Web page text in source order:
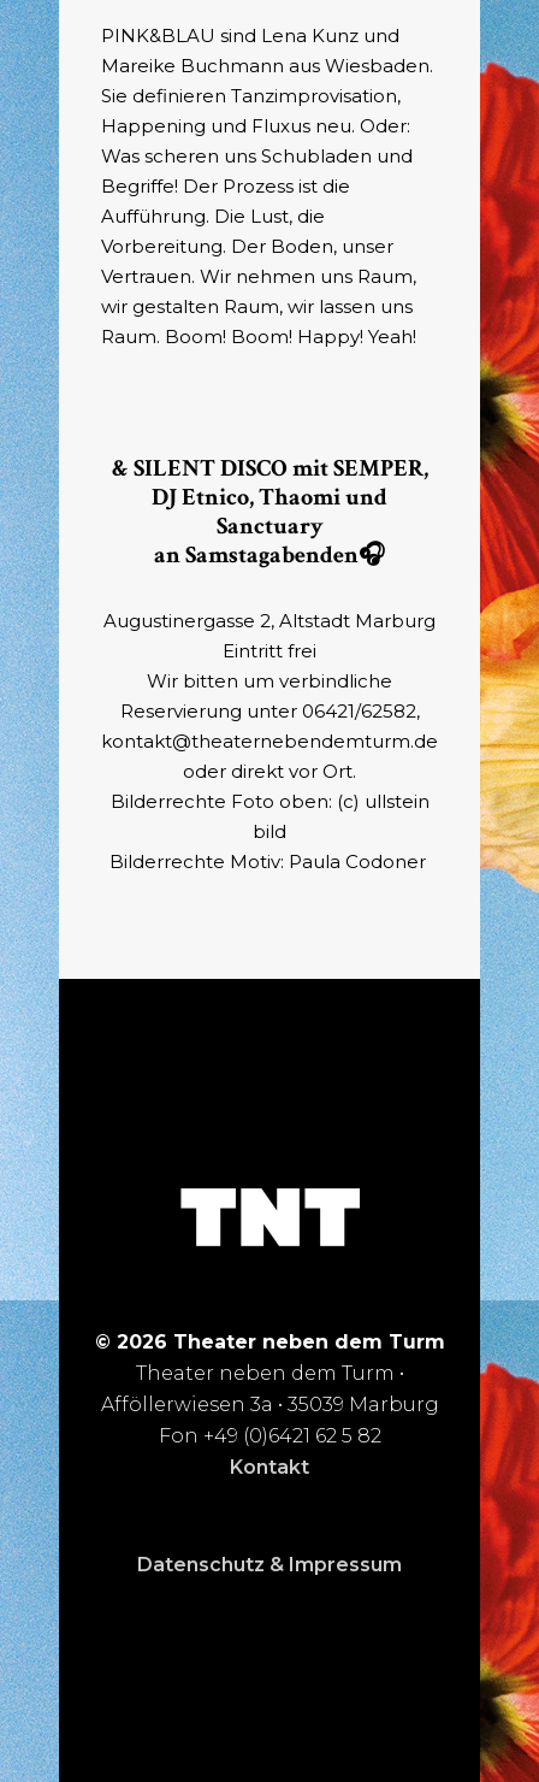
PINK&BLAU sind Lena Kunz und
Mareike Buchmann aus Wiesbaden.
Sie definieren Tanzimprovisation,
Happening und Fluxus neu. Oder:
Was scheren uns Schubladen und
Begriffe! Der Prozess ist die
Aufführung. Die Lust, die
Vorbereitung. Der Boden, unser
Vertrauen. Wir nehmen uns Raum,
wir gestalten Raum, wir lassen uns
Raum. Boom! Boom! Happy! Yeah!
& SILENT DISCO mitSEMPER,
DJ Etnico,Thaomiund
Sanctuary
an Samstagabenden🎧
Augustinergasse 2, Altstadt Marburg
Eintritt frei
Wir bitten um verbindliche
Reservierung unter 06421/62582,
kontakt@theaternebendemturm.de
oder direkt vor Ort.
Bilderrechte Foto oben: (c) ullstein
bild
Bilderrechte Motiv: Paula Codoner
© 2026 Theater neben dem Turm
Theater neben dem Turm •
Afföllerwiesen 3a • 35039 Marburg
Fon +49 (0)6421 62 5 82
Kontakt
Datenschutz & Impressum